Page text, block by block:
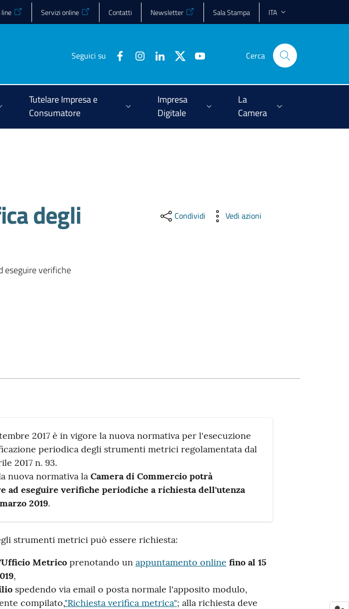
Servizi online Contatti Newsletter Sala Stampa ITA
Seguici su Cerca
Tutelare Impresa e
Consumatore
Impresa
Digitale
La
Camera
degli
eseguire verifiche
Condividi Vedi azioni
2017 è in vigore la nuova normativa per l'esecuzione
periodica degli strumenti metrici regolamentata dal
2017 n. 93.
nuova normativa laCamera di Commercio potrà
ad eseguire verifiche periodiche a richiesta dell'utenza
2019.
strumenti metrici può essere richiesta:
Metricoprenotando un appuntamento online fino al 15
,
spedendo via email o posta normale l'apposito modulo,
compilato,"Richiesta verifica metrica"; alla richiesta deve